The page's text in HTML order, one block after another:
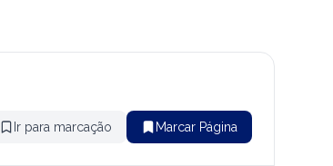
Ir para marcação Marcar Página